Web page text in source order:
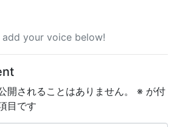
your voice below!
開されることはありません。 ※ が付
目です